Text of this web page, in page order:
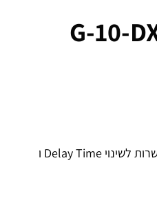
2 מעבדי אפקטים DSP כולל אפשרות לשינוי Delay Time ו